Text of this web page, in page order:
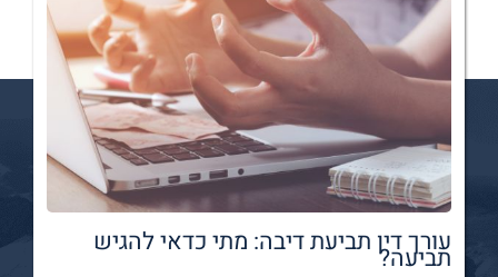
עורך דין תביעת דיבה: מתי כדאי להגיש
תביעה?